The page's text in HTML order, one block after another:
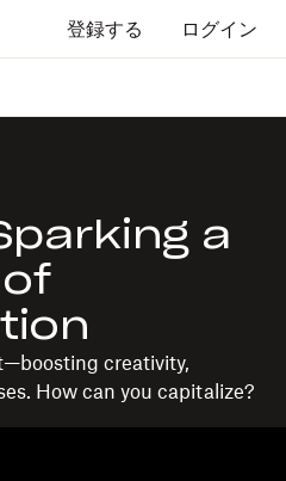
登録する ログイン
a
creativity,
How can you capitalize?